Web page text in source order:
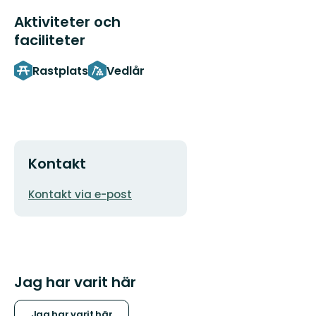
Aktiviteter och
faciliteter
Rastplats Vedlår
Kontakt
E-
Kontakt via e-post
Jag har varit här